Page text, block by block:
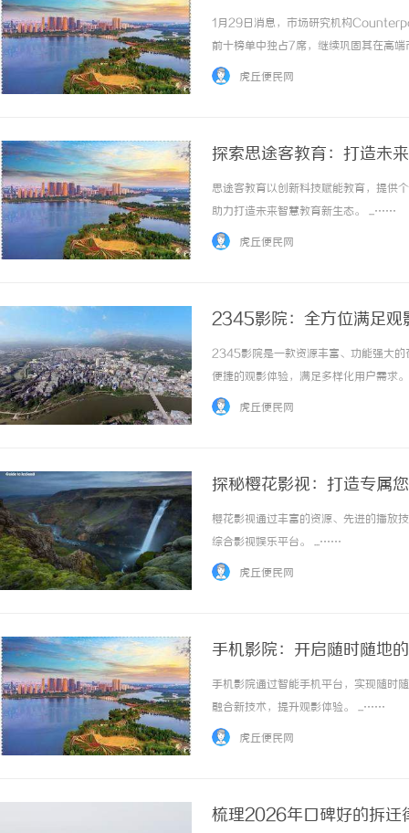
1月29日消息，市场研究机构
前十榜单中独占7席，继续巩固其在高
为全球市场最畅销的智能手机产品线
虎丘便民网
探索思途客教育：打造未
思途客教育以创新科技赋能教育，提供
助力打造未来智慧教育新生态。 ...……
虎丘便民网
2345影院：全方位满足观
2345影院是一款资源丰富、功能强大的
便捷的观影体验，满足多样化用户需求
虎丘便民网
探秘樱花影视：打造专属
樱花影视通过丰富的资源、先进的播放
综合影视娱乐平台。 ...……
虎丘便民网
手机影院：开启随时随地
手机影院通过智能手机平台，实现随时
融合新技术，提升观影体验。 ...……
虎丘便民网
梳理2026年口碑好的拆迁